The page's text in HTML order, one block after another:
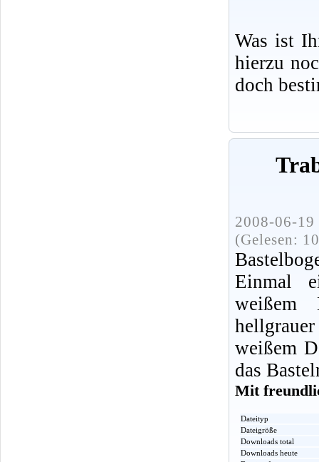
Was ist
hierzu
doch
2008-06-
(Gelesen:
Einmal
weißem
weißem
das
Mit
Dateityp
Dateigröße
Downloads total
Downloads heute